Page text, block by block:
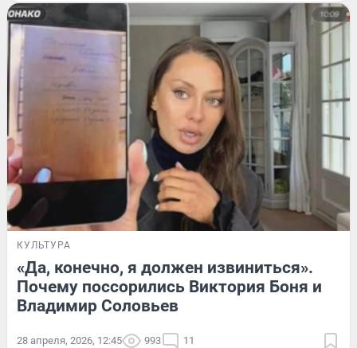
КУЛЬТУРА
«Да, конечно, я должен извиниться».
Почему поссорились Виктория Боня и
Владимир Соловьев
28 апреля, 2026, 12:45 993 11